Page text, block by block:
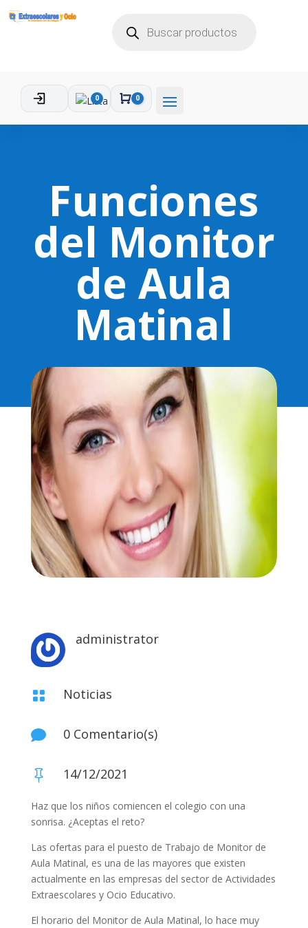
PRODUCTOS
0
Carro
0
Funciones
del Monitor
de Aula
Matinal
administrator
 Noticias
 0 Comentario(s)
 14/12/2021
Haz que los niños comiencen el colegio con una
sonrisa. ¿Aceptas el reto?
Las ofertas para el puesto de Trabajo de Monitor de
Aula Matinal, es una de las mayores que existen
actualmente en las empresas del sector de Actividades
Extraescolares y Ocio Educativo.
El horario del Monitor de Aula Matinal, lo hace muy